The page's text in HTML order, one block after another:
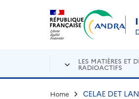
Aller au contenu principal
LES MATIÈRES ET
RADIOACTIFS
Home CELAE DET